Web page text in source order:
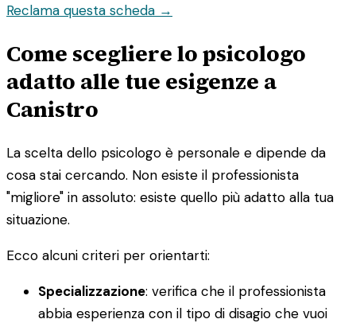
Reclama questa scheda →
Come scegliere lo psicologo
adatto alle tue esigenze a
Canistro
La scelta dello psicologo è personale e dipende da
cosa stai cercando. Non esiste il professionista
"migliore" in assoluto: esiste quello più adatto alla tua
situazione.
Ecco alcuni criteri per orientarti:
Specializzazione: verifica che il professionista
abbia esperienza con il tipo di disagio che vuoi